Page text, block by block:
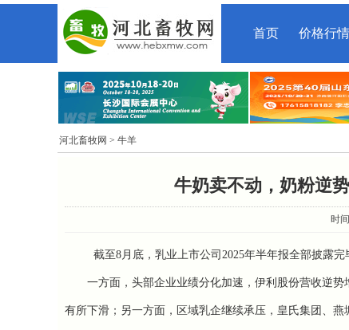
首页 价格行情
河北畜牧网 > 牛羊
牛奶卖不动，奶粉逆
时
截至8月底，乳业上市公司2025年半年报全部披露完
一方面，头部企业业绩分化加速，伊利股份营收逆势
有所下滑；另一方面，区域乳企继续承压，皇氏集团、